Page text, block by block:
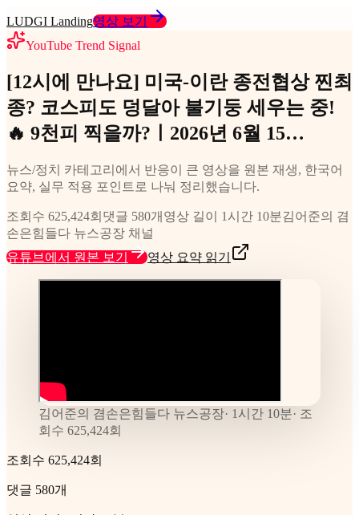
LUDGI Landing영상 보기
YouTube Trend Signal
[12시에 만나요] 미국-이란 종전협상 찐최
종? 코스피도 덩달아 불기둥 세우는 중!
🔥 9천피 찍을까?ㅣ2026년 6월 15…
뉴스/정치 카테고리에서 반응이 큰 영상을 원본 재생, 한국어
요약, 실무 적용 포인트로 나눠 정리했습니다.
조회수 625,424회 댓글 580개 영상 길이 1시간 10분김어준의 겸
손은힘들다 뉴스공장 채널
유튜브에서 원본 보기
영상 요약 읽기
김어준의 겸손은힘들다 뉴스공장· 1시간 10분· 조
회수 625,424회
조회수 625,424회
댓글 580개